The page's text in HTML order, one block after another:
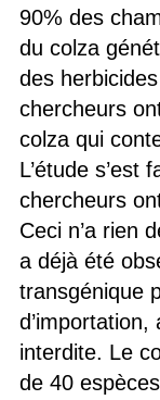
90% des
du colza
des
chercheurs
colza qui
L’étude s’est
chercheurs
Ceci n’a rien
a déjà été
transgénique
interdite. Le
de 40